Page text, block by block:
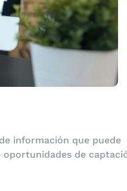
información que puede
de